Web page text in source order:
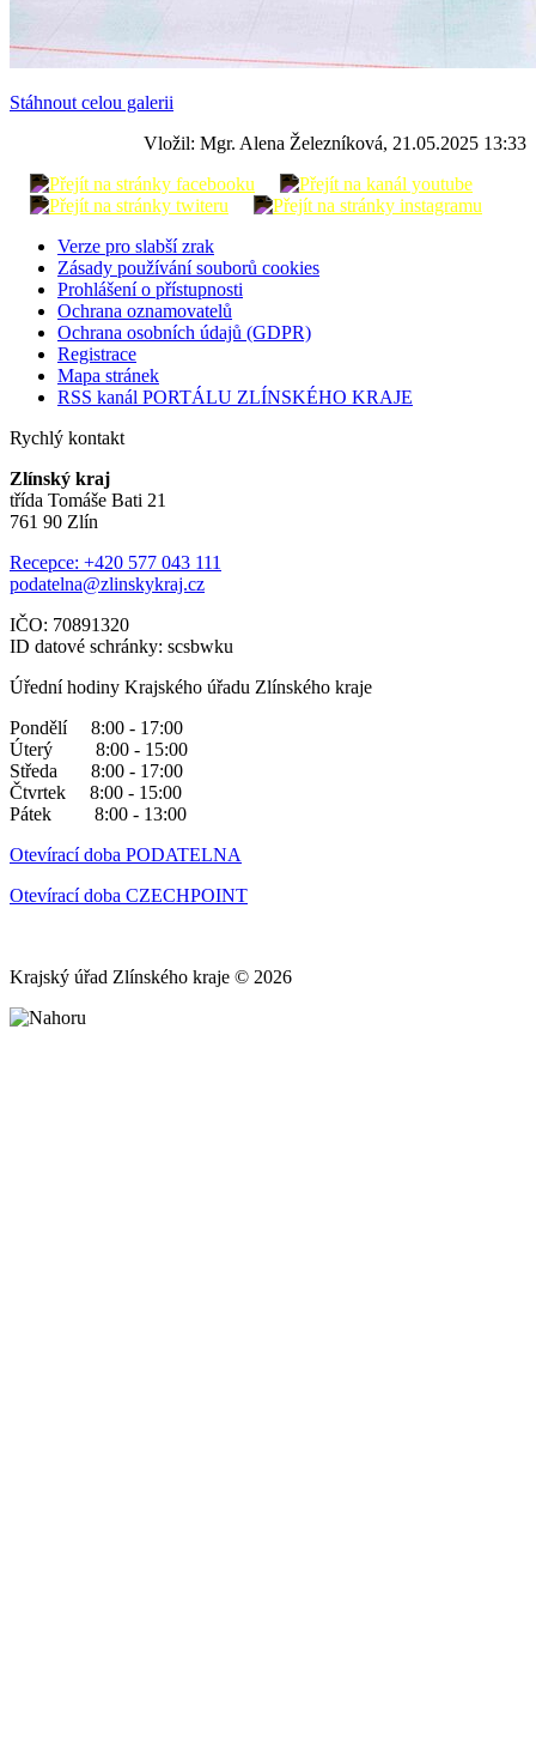
Stáhnout celou galerii
Vložil: Mgr. Alena Železníková, 21.05.2025 13:33
Verze pro slabší zrak
Zásady používání souborů cookies
Prohlášení o přístupnosti
Ochrana oznamovatelů
Ochrana osobních údajů (GDPR)
Registrace
Mapa stránek
RSS kanál PORTÁLU ZLÍNSKÉHO KRAJE
Rychlý kontakt
Zlínský kraj
třída Tomáše Bati 21
761 90 Zlín
Recepce: +420 577 043 111
podatelna@zlinskykraj.cz
IČO: 70891320
ID datové schránky: scsbwku
Úřední hodiny Krajského úřadu Zlínského kraje
Pondělí 8:00 - 17:00
Úterý 8:00 - 15:00
Středa 8:00 - 17:00
Čtvrtek 8:00 - 15:00
Pátek 8:00 - 13:00
Otevírací doba PODATELNA
Otevírací doba CZECHPOINT
Krajský úřad Zlínského kraje © 2026